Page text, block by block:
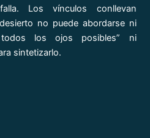
Los vínculos conllevan
no puede abordarse ni
los ojos posibles” ni
sintetizarlo.